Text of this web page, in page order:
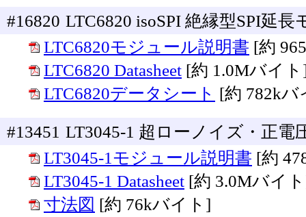
#16820 LTC6820 isoSPI 絶縁型SPI延
LTC6820モジュール説明書 [約
LTC6820 Datasheet [約 1.0Mバイ
LTC6820データシート [約 782kバ
#13451 LT3045-1 超ローノイズ・正
LT3045-1モジュール説明書 [約
LT3045-1 Datasheet [約 3.0Mバイ
寸法図 [約 76kバイト]